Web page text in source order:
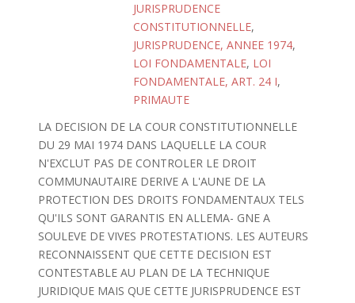
JURISPRUDENCE
CONSTITUTIONNELLE,
JURISPRUDENCE, ANNEE 1974,
LOI FONDAMENTALE, LOI
FONDAMENTALE, ART. 24 I,
PRIMAUTE
LA DECISION DE LA COUR CONSTITUTIONNELLE
DU 29 MAI 1974 DANS LAQUELLE LA COUR
N'EXCLUT PAS DE CONTROLER LE DROIT
COMMUNAUTAIRE DERIVE A L'AUNE DE LA
PROTECTION DES DROITS FONDAMENTAUX TELS
QU'ILS SONT GARANTIS EN ALLEMA- GNE A
SOULEVE DE VIVES PROTESTATIONS. LES AUTEURS
RECONNAISSENT QUE CETTE DECISION EST
CONTESTABLE AU PLAN DE LA TECHNIQUE
JURIDIQUE MAIS QUE CETTE JURISPRUDENCE EST